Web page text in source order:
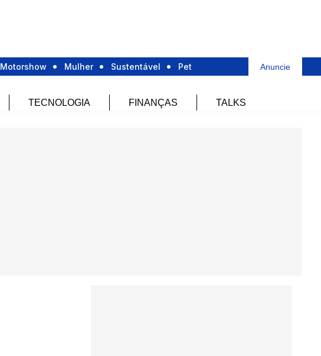
Motorshow Mulher Sustentável Pet Anuncie
TECNOLOGIA FINANÇAS TALKS